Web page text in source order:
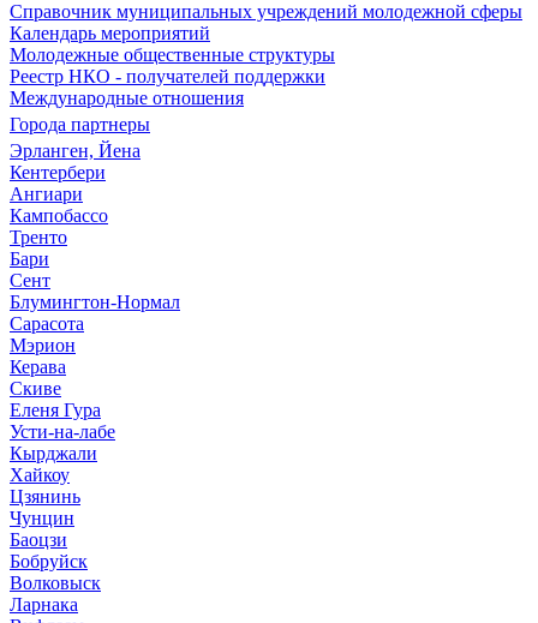
Справочник муниципальных учреждений молодежной сферы
Календарь мероприятий
Молодежные общественные структуры
Реестр НКО - получателей поддержки
Международные отношения
Города партнеры
Эрланген, Йена
Кентербери
Ангиари
Кампобассо
Тренто
Бари
Сент
Блумингтон-Нормал
Сарасота
Мэрион
Керава
Скиве
Еленя Гура
Усти-на-лабе
Кырджали
Хайкоу
Цзянинь
Чунцин
Баоцзи
Бобруйск
Волковыск
Ларнака